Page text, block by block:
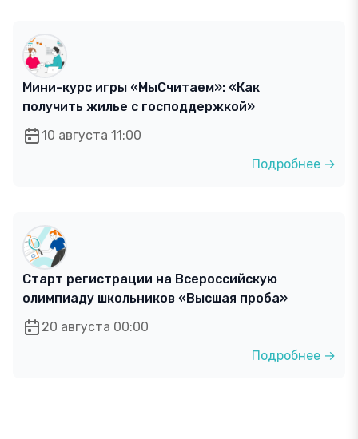
Мини-курс игры «МыСчитаем»: «Как
получить жилье с господдержкой»
10 августа 11:00
Подробнее →
Старт регистрации на Всероссийскую
олимпиаду школьников «Высшая проба»
20 августа 00:00
Подробнее →